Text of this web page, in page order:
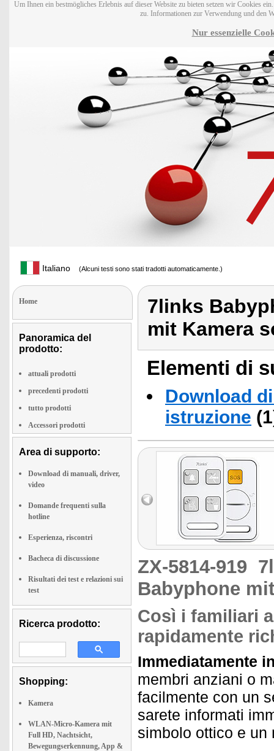
Um Ihnen ein bestmögliches Erlebnis auf dieser Website zu bieten setzen wir Cookies
zu. Informationen zur Verwendung und den
Nur essenzielle
Italiano (Alcuni testi sono stati tradotti automaticamente.)
Home
Panoramica del
prodotto:
attuali prodotti
precedenti prodotti
tutto prodotti
Accessori prodotti
Area di supporto:
Download di manuali, driver,
video
Domande frequenti sulla
hotline
Esperienza, riscontri
Bacheca di discussione
Risultati dei test e relazioni sui
test
Ricerca prodotto:
Shopping:
Kamera
WLAN-Micro-Kamera mit
Full HD, Nachtsicht,
Bewegungserkennung, App &
7links
mit Kamera
Elementi di
Download
istruzione
ZX-5814-919
Babyphone
Così i familiari
rapidamente
Immediatamente
membri anziani o
facilmente con un
sarete informati
simbolo ottico e un